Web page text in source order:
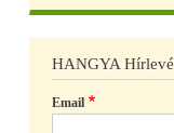
HANGYA
Email